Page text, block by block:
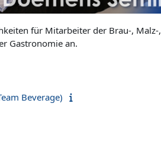
für Mitarbeiter der Brau-, Malz-,
Gastronomie an.
Beverage)